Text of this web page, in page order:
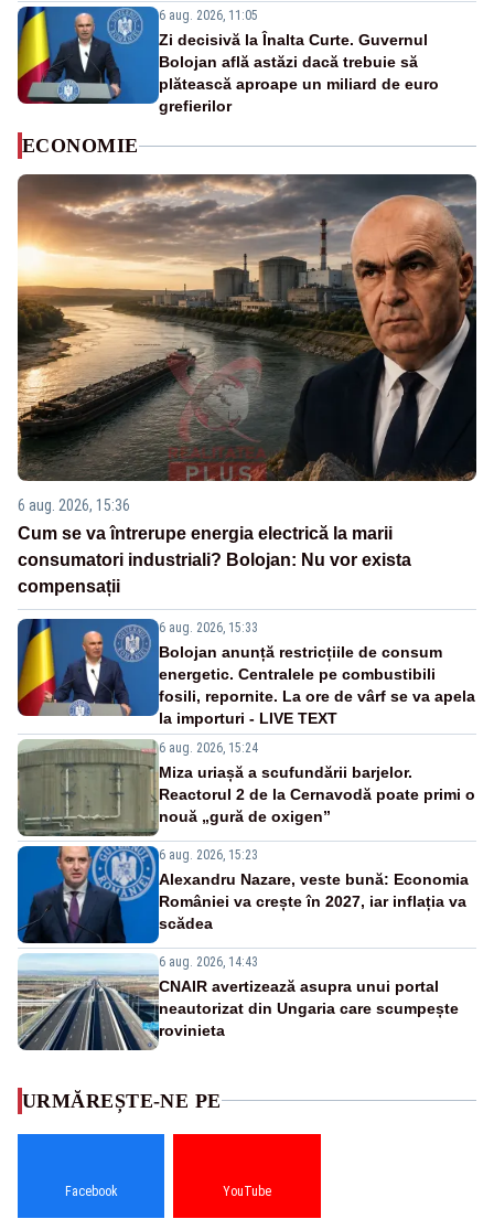
6 aug. 2026, 11:05
Zi decisivă la Înalta Curte. Guvernul
Bolojan află astăzi dacă trebuie să
plătească aproape un miliard de euro
grefierilor
ECONOMIE
6 aug. 2026, 15:36
Cum se va întrerupe energia electrică la marii
consumatori industriali? Bolojan: Nu vor exista
compensații
6 aug. 2026, 15:33
Bolojan anunță restricțiile de consum
energetic. Centralele pe combustibili
fosili, repornite. La ore de vârf se va apela
la importuri - LIVE TEXT
6 aug. 2026, 15:24
Miza uriașă a scufundării barjelor.
Reactorul 2 de la Cernavodă poate primi o
nouă „gură de oxigen”
6 aug. 2026, 15:23
Alexandru Nazare, veste bună: Economia
României va crește în 2027, iar inflația va
scădea
6 aug. 2026, 14:43
CNAIR avertizează asupra unui portal
neautorizat din Ungaria care scumpește
rovinieta
URMĂREȘTE-NE PE
Facebook YouTube